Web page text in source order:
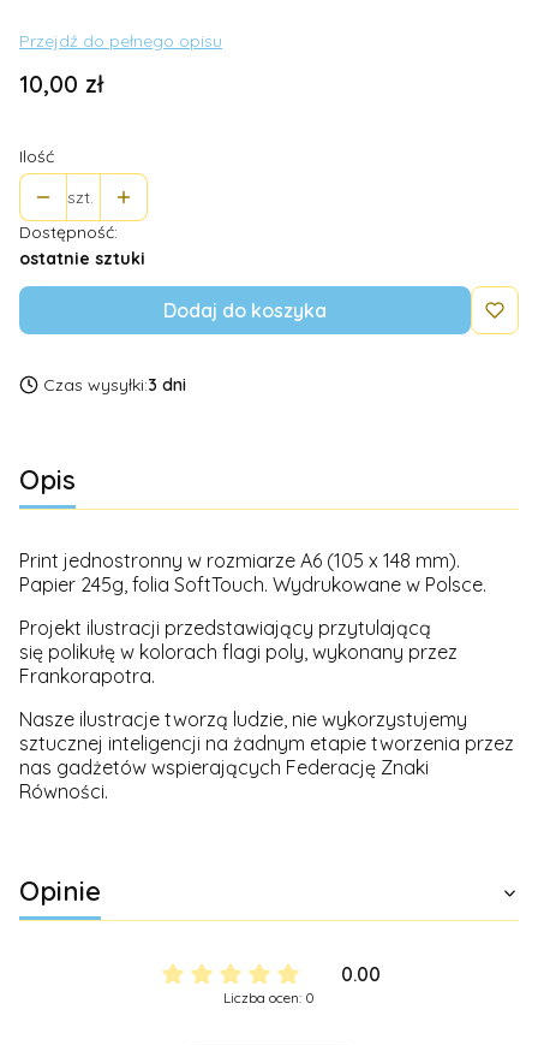
Przejdź do pełnego opisu
Cena
10,00 zł
Ilość
szt.
Dostępność:
ostatnie sztuki
Dodaj do koszyka
Czas wysyłki:3 dni
Opis
Print jednostronny w rozmiarze A6 (105 x 148 mm).
Papier 245g, folia SoftTouch. Wydrukowane w Polsce.
Projekt ilustracji przedstawiający przytulającą
się polikułę w kolorach flagi poly, wykonany przez
Frankorapotra.
Nasze ilustracje tworzą ludzie, nie wykorzystujemy
sztucznej inteligencji na żadnym etapie tworzenia przez
nas gadżetów wspierających Federację Znaki
Równości.
Opinie
0.00
Liczba ocen: 0